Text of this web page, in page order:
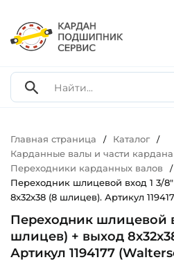
Главная страница / Каталог /
Карданные валы и части кардана
Переходники карданных валов /
Переходник шлицевой вход 1 3/
8x32x38 (8 шлицев). Артикул
Переходник шлицевой
шлицев) + выход
Артикул 1194177